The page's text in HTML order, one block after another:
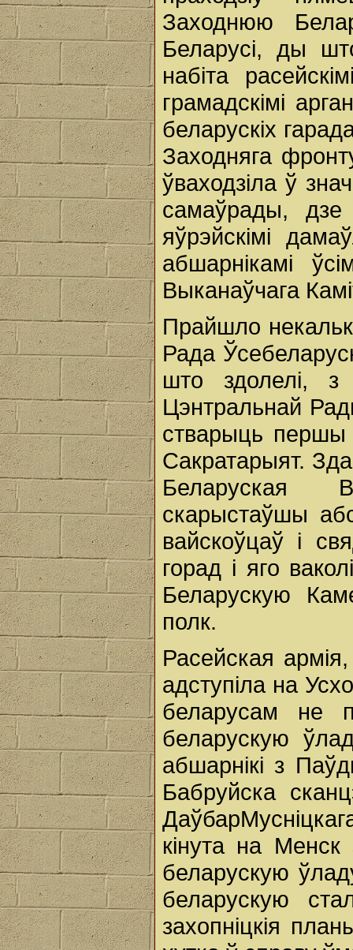
Заходнюю
Беларусі, ды
набіта
грамадскімі
беларускіх
Заходняга
ўваходзіла ў
самаўрады,
яўрэйскімі
абшарнікамі
Выканаўчага
Прайшло
Рада
што здолелі, з
Цэнтральнай
стварыць першы
Сакратарыят.
Беларуская
скарыстаўшы
вайскоўцаў і
горад і яго
Беларускую
полк.
Расейская
адступіла на
беларусам не
беларускую
абшарнікі з
Бабруйска
кінута на Менск
беларускую
беларускую
захопніцкія